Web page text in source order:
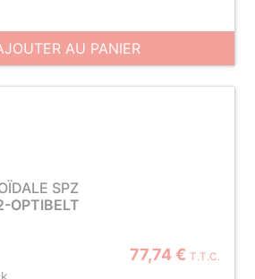
AU PANIER
SPZ
OPTIBELT
77,74 € T.T.C.